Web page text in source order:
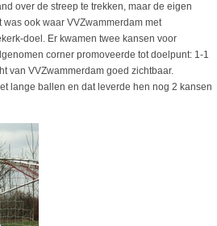
over de streep te trekken, maar de eigen
ook waar VVZwammerdam met
doel. Er kwamen twee kansen voor
corner promoveerde tot doelpunt: 1-1
van VVZwammerdam goed zichtbaar.
lange ballen en dat leverde hen nog 2 kansen